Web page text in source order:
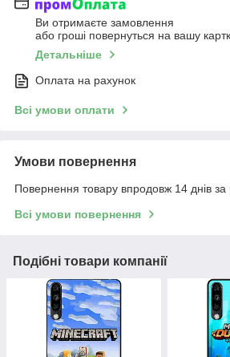
Ви отримаєте замовлення
або гроші повернуться на вашу
Детальніше
Оплата на рахунок
Всі умови оплати
Умови повернення
Повернення товару впродовж 14 днів за
Всі умови повернення
Подібні товари компанії